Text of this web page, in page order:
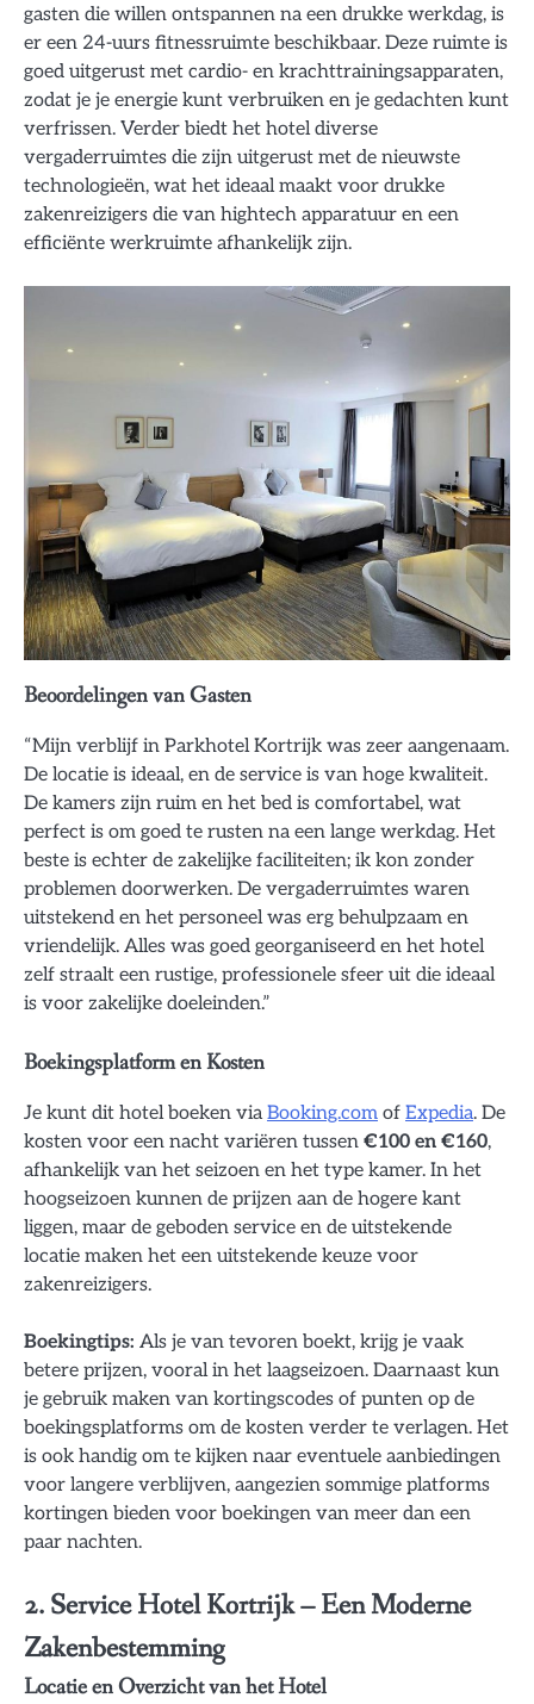
gasten die willen ontspannen na een drukke werkdag, is
er een 24-uurs fitnessruimte beschikbaar. Deze ruimte is
goed uitgerust met cardio- en krachttrainingsapparaten,
zodat je je energie kunt verbruiken en je gedachten kunt
verfrissen. Verder biedt het hotel diverse
vergaderruimtes die zijn uitgerust met de nieuwste
technologieën, wat het ideaal maakt voor drukke
zakenreizigers die van hightech apparatuur en een
efficiënte werkruimte afhankelijk zijn.
Beoordelingen van Gasten
“Mijn verblijf in Parkhotel Kortrijk was zeer aangenaam.
De locatie is ideaal, en de service is van hoge kwaliteit.
De kamers zijn ruim en het bed is comfortabel, wat
perfect is om goed te rusten na een lange werkdag. Het
beste is echter de zakelijke faciliteiten; ik kon zonder
problemen doorwerken. De vergaderruimtes waren
uitstekend en het personeel was erg behulpzaam en
vriendelijk. Alles was goed georganiseerd en het hotel
zelf straalt een rustige, professionele sfeer uit die ideaal
is voor zakelijke doeleinden.”
Boekingsplatform en Kosten
Je kunt dit hotel boeken viaBooking.com of Expedia. De
kosten voor een nacht variëren tussen €100 en €160,
afhankelijk van het seizoen en het type kamer. In het
hoogseizoen kunnen de prijzen aan de hogere kant
liggen, maar de geboden service en de uitstekende
locatie maken het een uitstekende keuze voor
zakenreizigers.
Boekingtips: Als je van tevoren boekt, krijg je vaak
betere prijzen, vooral in het laagseizoen. Daarnaast kun
je gebruik maken van kortingscodes of punten op de
boekingsplatforms om de kosten verder te verlagen. Het
is ook handig om te kijken naar eventuele aanbiedingen
voor langere verblijven, aangezien sommige platforms
kortingen bieden voor boekingen van meer dan een
paar nachten.
2. Service Hotel Kortrijk – Een Moderne
Zakenbestemming
Locatie en Overzicht van het Hotel